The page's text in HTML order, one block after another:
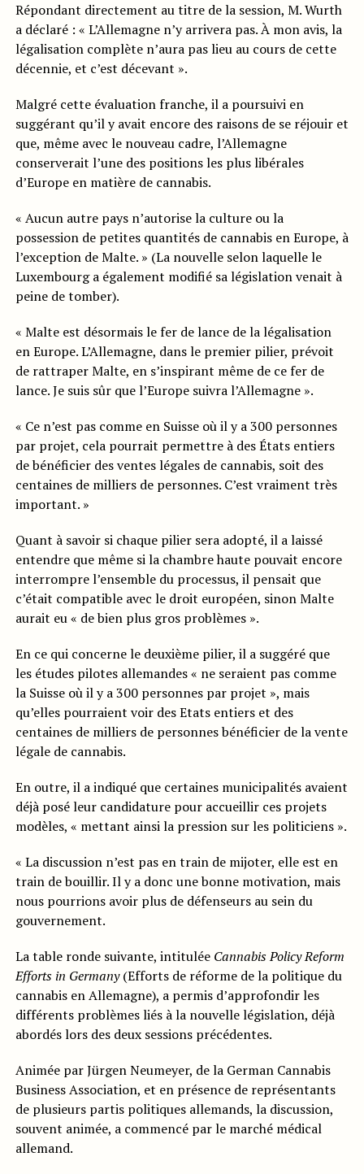
Répondant directement au titre de la session, M. Wurth
a déclaré : « L’Allemagne n’y arrivera pas. À mon avis, la
légalisation complète n’aura pas lieu au cours de cette
décennie, et c’est décevant ».
Malgré cette évaluation franche, il a poursuivi en
suggérant qu’il y avait encore des raisons de se réjouir et
que, même avec le nouveau cadre, l’Allemagne
conserverait l’une des positions les plus libérales
d’Europe en matière de cannabis.
« Aucun autre pays n’autorise la culture ou la
possession de petites quantités de cannabis en Europe, à
l’exception de Malte. » (La nouvelle selon laquelle le
Luxembourg a également modifié sa législation venait à
peine de tomber).
« Malte est désormais le fer de lance de la légalisation
en Europe. L’Allemagne, dans le premier pilier, prévoit
de rattraper Malte, en s’inspirant même de ce fer de
lance. Je suis sûr que l’Europe suivra l’Allemagne ».
« Ce n’est pas comme en Suisse où il y a 300 personnes
par projet, cela pourrait permettre à des États entiers
de bénéficier des ventes légales de cannabis, soit des
centaines de milliers de personnes. C’est vraiment très
important. »
Quant à savoir si chaque pilier sera adopté, il a laissé
entendre que même si la chambre haute pouvait encore
interrompre l’ensemble du processus, il pensait que
c’était compatible avec le droit européen, sinon Malte
aurait eu « de bien plus gros problèmes ».
En ce qui concerne le deuxième pilier, il a suggéré que
les études pilotes allemandes « ne seraient pas comme
la Suisse où il y a 300 personnes par projet », mais
qu’elles pourraient voir des Etats entiers et des
centaines de milliers de personnes bénéficier de la vente
légale de cannabis.
En outre, il a indiqué que certaines municipalités avaient
déjà posé leur candidature pour accueillir ces projets
modèles, « mettant ainsi la pression sur les politiciens ».
« La discussion n’est pas en train de mijoter, elle est en
train de bouillir. Il y a donc une bonne motivation, mais
nous pourrions avoir plus de défenseurs au sein du
gouvernement.
La table ronde suivante, intitulée Cannabis Policy Reform
Efforts in Germany(Efforts de réforme de la politique du
cannabis en Allemagne), a permis d’approfondir les
différents problèmes liés à la nouvelle législation, déjà
abordés lors des deux sessions précédentes.
Animée par Jürgen Neumeyer, de la German Cannabis
Business Association, et en présence de représentants
de plusieurs partis politiques allemands, la discussion,
souvent animée, a commencé par le marché médical
allemand.